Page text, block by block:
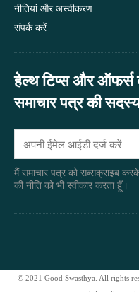
नीतियां और अस्वीकरण
संपर्क करें
हेल्थ टिप्स और ऑफर्स
समाचार पत्र की
मैं समाचार पत्र को सब्सक्राइब
की नीति को भी स्वीकार करता हूँ।
© 2021 Good Swasthya. All rights